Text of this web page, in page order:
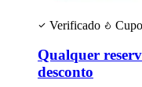
Verificado
Qualquer
desconto